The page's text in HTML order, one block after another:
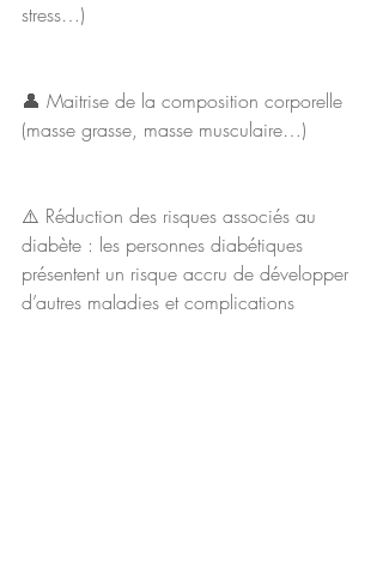
stress…)
👤 Maitrise de la composition corporelle
(masse grasse, masse musculaire…)
⚠️ Réduction des risques associés au
diabète : les personnes diabétiques
présentent un risque accru de développer
d’autres maladies et complications